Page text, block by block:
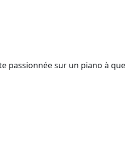
sur un piano à